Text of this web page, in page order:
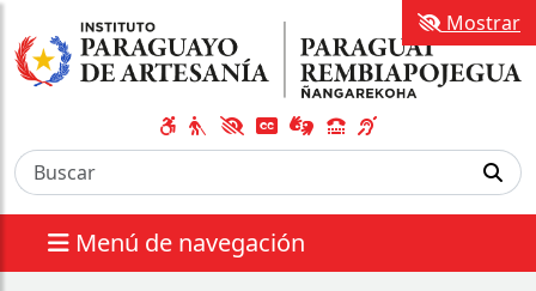
Menú de navegación
Mostrar